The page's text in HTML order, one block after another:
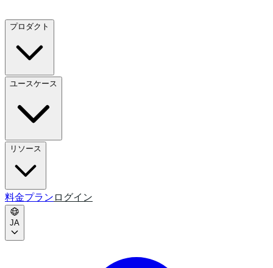
プロダクト
ユースケース
リソース
料金プラン ログイン
JA